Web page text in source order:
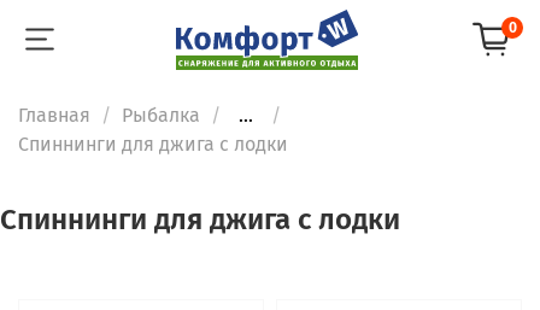
0
Главная Рыбалка
...
Спиннинги для джига с лодки
Спиннинги для джига с лодки